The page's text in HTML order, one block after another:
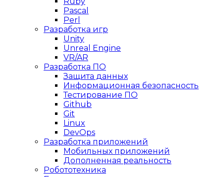
Pascal
Perl
Разработка игр
Unity
Unreal Engine
VR/AR
Разработка ПО
Защита данных
Информационная безопасность
Тестирование ПО
Github
Git
Linux
DevOps
Разработка приложений
Мобильных приложений
Дополненная реальность
Робототехника